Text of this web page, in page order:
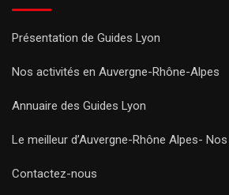
Présentation de Guides Lyon
Nos activités en Auvergne-Rhône-Alpes
Annuaire des Guides Lyon
Le meilleur d’Auvergne-Rhône Alpes-
Contactez-nous